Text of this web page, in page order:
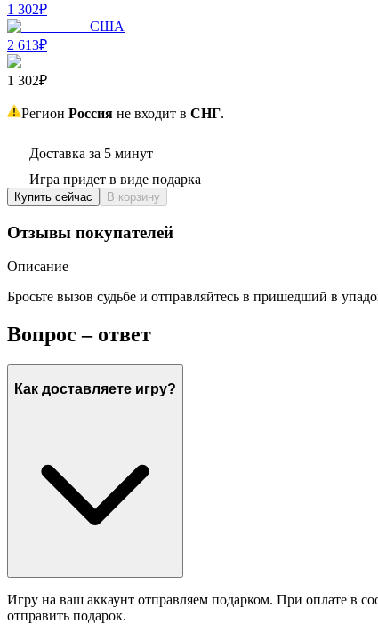
1 302₽
США
2 613₽
1 302₽
Регион Россия не входит в СНГ.
Доставка за 5 минут
Игра придет в виде подарка
Купить сейчас В корзину
Отзывы покупателей
Описание
Бросьте вызов судьбе и отправляйтесь в пришедший в
Вопрос – ответ
Как доставляете игру?
Игру на ваш аккаунт отправляем подарком. При оплате в
отправить подарок.